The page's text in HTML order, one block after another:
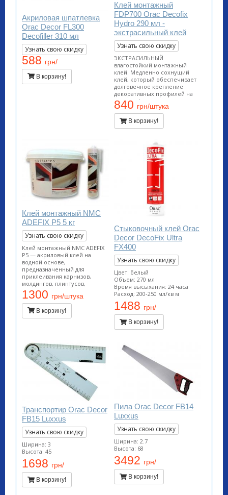
Акриловая шпатлевка
Orac Decor FL300
Decofiller 310 мл
Узнать свою скидку
588 грн/
В корзину!
Клей монтажный
FDP700 Orac Decofix
Hydro 290 мл -
экстрасильный клей
Узнать свою скидку
ЭКСТРАСИЛЬНЫЙ
влагостойкий монтажный
клей. Медленно сохнущий
клей, который обеспечивает
долговечное крепление
декоративных профилей на
стенах и/или потолках.
Подходит для проведения
внутренних работ и
применения на пористых
поверхностях. Применяется
(ванных. бассейнах, наружных
работах). Расход тюбика на 10-
12 метров погонных.
840 грн/штука
В корзину!
Клей монтажный NMC
ADEFIX P5 5 кг
Узнать свою скидку
Клей монтажный NMC ADEFIX
P5 — акриловый клей на
водной основе,
предназначенный для
приклеивания карнизов,
молдингов, плинтусов,
розеток и других
декоративных элементов из
полистирола и полиуретана на
ДВП, ДСП, гипсокартон,
гипсоволокно, штукатурку,
1300 грн/штука
В корзину!
Стыковочный клей Orac
Decor DecoFix Ultra
FX400
Узнать свою скидку
Цвет: белый
Объем: 270 мл
Время высыхания: 24 часа
Расход: 200-250 мл/кв м
1488 грн/
В корзину!
Транспортир Orac Decor
FB15 Luxxus
Узнать свою скидку
Ширина: 3
Высота: 45
1698 грн/
В корзину!
Пила Orac Decor FB14
Luxxus
Узнать свою скидку
Ширина: 2.7
Высота: 68
3492 грн/
В корзину!